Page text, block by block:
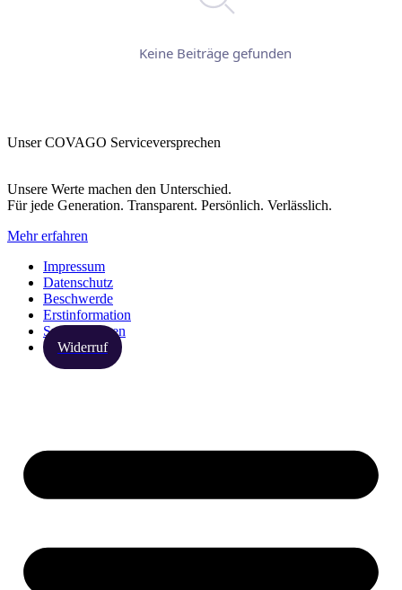
Keine Beiträge gefunden
Unser COVAGO Serviceversprechen
Unsere Werte machen den Unterschied.
Für jede Generation. Transparent. Persönlich. Verlässlich.
Mehr erfahren
Impressum
Datenschutz
Beschwerde
Erstinformation
Spezialthemen
Widerruf